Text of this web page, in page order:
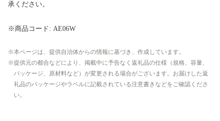
承ください。
※商品コード: AE06W
本ページは、提供自治体からの情報に基づき、作成しています。
提供元の都合などにより、掲載中に予告なく返礼品の仕様（規格、容量、
パッケージ、原材料など）が変更される場合がございます。お届けした返
礼品のパッケージやラベルに記載されている注意書きなどをご確認くださ
い。